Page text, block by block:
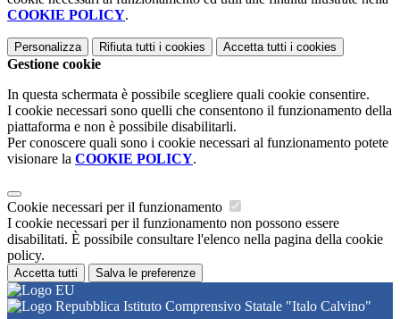
COOKIE POLICY.
Personalizza Rifiuta tutti i cookies Accetta tutti i cookies
Gestione cookie
In questa schermata è possibile scegliere quali cookie consentire.
I cookie necessari sono quelli che consentono il funzionamento della
piattaforma e non è possibile disabilitarli.
Per conoscere quali sono i cookie necessari al funzionamento potete
visionare la COOKIE POLICY.
Cookie necessari per il funzionamento
I cookie necessari per il funzionamento non possono essere
disabilitati. È possibile consultare l'elenco nella pagina della cookie
policy.
Accetta tutti Salva le preferenze
Istituto Comprensivo Statale "Italo Calvino"